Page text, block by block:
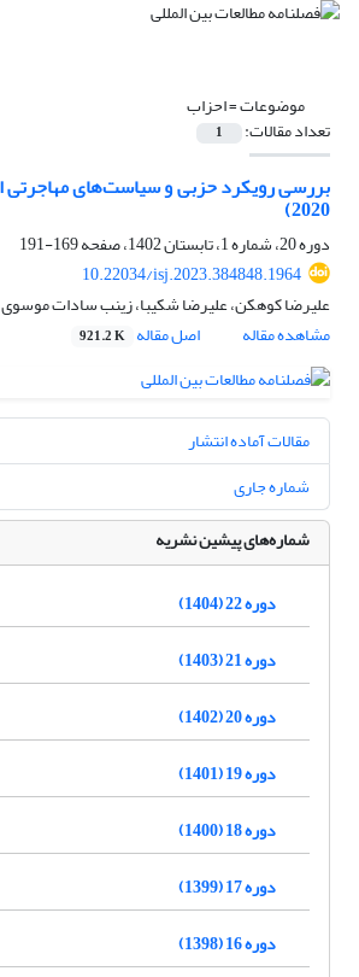
موضوعات =احزاب
تعداد مقالات: 1
2020)
دوره 20، شماره 1، تابستان 1402، صفحه
169-191
10.22034/isj.2023.384848.1964
علیرضا کوهکن، علیرضا شکیبا، زینب سادات موسوی
مشاهده مقاله
اصل مقاله 921.2 K
مقالات آماده انتشار
شماره جاری
شماره‌های پیشین نشریه
دوره 22 (1404)
دوره 21 (1403)
دوره 20 (1402)
دوره 19 (1401)
دوره 18 (1400)
دوره 17 (1399)
دوره 16 (1398)